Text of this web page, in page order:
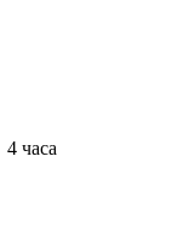
4 часа